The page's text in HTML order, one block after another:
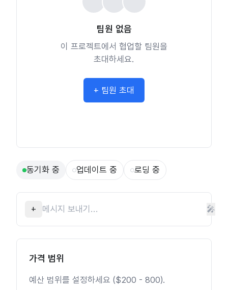
팀원 없음
이 프로젝트에서 협업할 팀원을
초대하세요.
+ 팀원 초대
동기화 중 업데이트 중 로딩 중
+ 🎤
가격 범위
예산 범위를 설정하세요 ($200 - 800).